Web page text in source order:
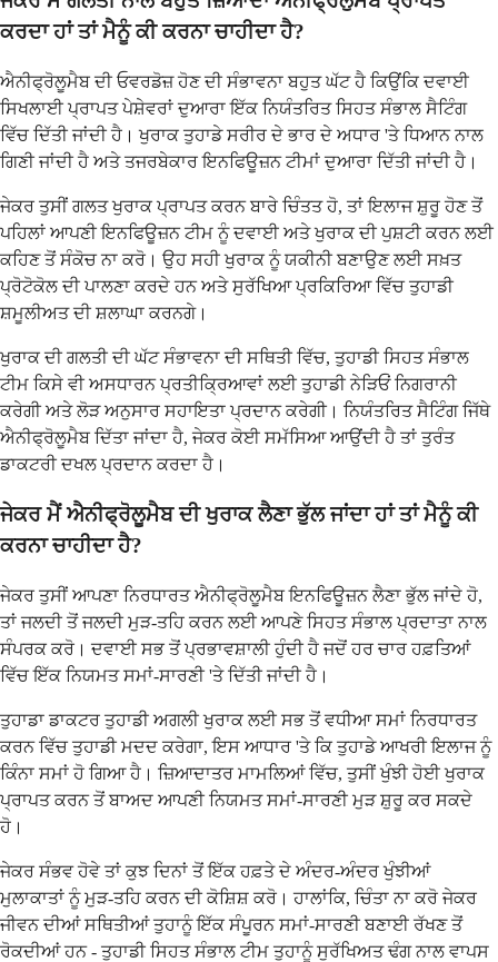
ਕਰਦਾ ਹਾਂ ਤਾਂ ਮੈਨੂੰ ਕੀ ਕਰਨਾ ਚਾਹੀਦਾ ਹੈ?
ਐਨੀਫ੍ਰੋਲੂਮੈਬ ਦੀ ਓਵਰਡੋਜ਼ ਹੋਣ ਦੀ ਸੰਭਾਵਨਾ ਬਹੁਤ ਘੱਟ ਹੈ ਕਿਉਂਕਿ ਦਵਾਈ
ਸਿਖਲਾਈ ਪ੍ਰਾਪਤ ਪੇਸ਼ੇਵਰਾਂ ਦੁਆਰਾ ਇੱਕ ਨਿਯੰਤਰਿਤ ਸਿਹਤ ਸੰਭਾਲ ਸੈਟਿੰਗ
ਵਿੱਚ ਦਿੱਤੀ ਜਾਂਦੀ ਹੈ। ਖੁਰਾਕ ਤੁਹਾਡੇ ਸਰੀਰ ਦੇ ਭਾਰ ਦੇ ਅਧਾਰ 'ਤੇ ਧਿਆਨ ਨਾਲ
ਗਿਣੀ ਜਾਂਦੀ ਹੈ ਅਤੇ ਤਜਰਬੇਕਾਰ ਇਨਫਿਊਜ਼ਨ ਟੀਮਾਂ ਦੁਆਰਾ ਦਿੱਤੀ ਜਾਂਦੀ ਹੈ।
ਜੇਕਰ ਤੁਸੀਂ ਗਲਤ ਖੁਰਾਕ ਪ੍ਰਾਪਤ ਕਰਨ ਬਾਰੇ ਚਿੰਤਤ ਹੋ, ਤਾਂ ਇਲਾਜ ਸ਼ੁਰੂ ਹੋਣ ਤੋਂ
ਪਹਿਲਾਂ ਆਪਣੀ ਇਨਫਿਊਜ਼ਨ ਟੀਮ ਨੂੰ ਦਵਾਈ ਅਤੇ ਖੁਰਾਕ ਦੀ ਪੁਸ਼ਟੀ ਕਰਨ ਲਈ
ਕਹਿਣ ਤੋਂ ਸੰਕੋਚ ਨਾ ਕਰੋ। ਉਹ ਸਹੀ ਖੁਰਾਕ ਨੂੰ ਯਕੀਨੀ ਬਣਾਉਣ ਲਈ ਸਖ਼ਤ
ਪ੍ਰੋਟੋਕੋਲ ਦੀ ਪਾਲਣਾ ਕਰਦੇ ਹਨ ਅਤੇ ਸੁਰੱਖਿਆ ਪ੍ਰਕਿਰਿਆ ਵਿੱਚ ਤੁਹਾਡੀ
ਸ਼ਮੂਲੀਅਤ ਦੀ ਸ਼ਲਾਘਾ ਕਰਨਗੇ।
ਖੁਰਾਕ ਦੀ ਗਲਤੀ ਦੀ ਘੱਟ ਸੰਭਾਵਨਾ ਦੀ ਸਥਿਤੀ ਵਿੱਚ, ਤੁਹਾਡੀ ਸਿਹਤ ਸੰਭਾਲ
ਟੀਮ ਕਿਸੇ ਵੀ ਅਸਧਾਰਨ ਪ੍ਰਤੀਕ੍ਰਿਆਵਾਂ ਲਈ ਤੁਹਾਡੀ ਨੇੜਿਓਂ ਨਿਗਰਾਨੀ
ਕਰੇਗੀ ਅਤੇ ਲੋੜ ਅਨੁਸਾਰ ਸਹਾਇਤਾ ਪ੍ਰਦਾਨ ਕਰੇਗੀ। ਨਿਯੰਤਰਿਤ ਸੈਟਿੰਗ ਜਿੱਥੇ
ਐਨੀਫ੍ਰੋਲੂਮੈਬ ਦਿੱਤਾ ਜਾਂਦਾ ਹੈ, ਜੇਕਰ ਕੋਈ ਸਮੱਸਿਆ ਆਉਂਦੀ ਹੈ ਤਾਂ ਤੁਰੰਤ
ਡਾਕਟਰੀ ਦਖਲ ਪ੍ਰਦਾਨ ਕਰਦਾ ਹੈ।
ਜੇਕਰ ਮੈਂ ਐਨੀਫ੍ਰੋਲੂਮੈਬ ਦੀ ਖੁਰਾਕ ਲੈਣਾ ਭੁੱਲ ਜਾਂਦਾ ਹਾਂ ਤਾਂ ਮੈਨੂੰ ਕੀ
ਕਰਨਾ ਚਾਹੀਦਾ ਹੈ?
ਜੇਕਰ ਤੁਸੀਂ ਆਪਣਾ ਨਿਰਧਾਰਤ ਐਨੀਫ੍ਰੋਲੂਮੈਬ ਇਨਫਿਊਜ਼ਨ ਲੈਣਾ ਭੁੱਲ ਜਾਂਦੇ ਹੋ,
ਤਾਂ ਜਲਦੀ ਤੋਂ ਜਲਦੀ ਮੁੜ-ਤਹਿ ਕਰਨ ਲਈ ਆਪਣੇ ਸਿਹਤ ਸੰਭਾਲ ਪ੍ਰਦਾਤਾ ਨਾਲ
ਸੰਪਰਕ ਕਰੋ। ਦਵਾਈ ਸਭ ਤੋਂ ਪ੍ਰਭਾਵਸ਼ਾਲੀ ਹੁੰਦੀ ਹੈ ਜਦੋਂ ਹਰ ਚਾਰ ਹਫ਼ਤਿਆਂ
ਵਿੱਚ ਇੱਕ ਨਿਯਮਤ ਸਮਾਂ-ਸਾਰਣੀ 'ਤੇ ਦਿੱਤੀ ਜਾਂਦੀ ਹੈ।
ਤੁਹਾਡਾ ਡਾਕਟਰ ਤੁਹਾਡੀ ਅਗਲੀ ਖੁਰਾਕ ਲਈ ਸਭ ਤੋਂ ਵਧੀਆ ਸਮਾਂ ਨਿਰਧਾਰਤ
ਕਰਨ ਵਿੱਚ ਤੁਹਾਡੀ ਮਦਦ ਕਰੇਗਾ, ਇਸ ਆਧਾਰ 'ਤੇ ਕਿ ਤੁਹਾਡੇ ਆਖਰੀ ਇਲਾਜ ਨੂੰ
ਕਿੰਨਾ ਸਮਾਂ ਹੋ ਗਿਆ ਹੈ। ਜ਼ਿਆਦਾਤਰ ਮਾਮਲਿਆਂ ਵਿੱਚ, ਤੁਸੀਂ ਖੁੰਝੀ ਹੋਈ ਖੁਰਾਕ
ਪ੍ਰਾਪਤ ਕਰਨ ਤੋਂ ਬਾਅਦ ਆਪਣੀ ਨਿਯਮਤ ਸਮਾਂ-ਸਾਰਣੀ ਮੁੜ ਸ਼ੁਰੂ ਕਰ ਸਕਦੇ
ਹੋ।
ਜੇਕਰ ਸੰਭਵ ਹੋਵੇ ਤਾਂ ਕੁਝ ਦਿਨਾਂ ਤੋਂ ਇੱਕ ਹਫ਼ਤੇ ਦੇ ਅੰਦਰ-ਅੰਦਰ ਖੁੰਝੀਆਂ
ਮੁਲਾਕਾਤਾਂ ਨੂੰ ਮੁੜ-ਤਹਿ ਕਰਨ ਦੀ ਕੋਸ਼ਿਸ਼ ਕਰੋ। ਹਾਲਾਂਕਿ, ਚਿੰਤਾ ਨਾ ਕਰੋ ਜੇਕਰ
ਜੀਵਨ ਦੀਆਂ ਸਥਿਤੀਆਂ ਤੁਹਾਨੂੰ ਇੱਕ ਸੰਪੂਰਨ ਸਮਾਂ-ਸਾਰਣੀ ਬਣਾਈ ਰੱਖਣ ਤੋਂ
ਰੋਕਦੀਆਂ ਹਨ - ਤੁਹਾਡੀ ਸਿਹਤ ਸੰਭਾਲ ਟੀਮ ਤੁਹਾਨੂੰ ਸੁਰੱਖਿਅਤ ਢੰਗ ਨਾਲ ਵਾਪਸ